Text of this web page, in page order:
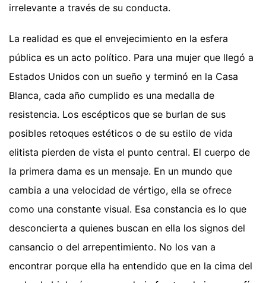
irrelevante a través de su conducta.
La realidad es que el envejecimiento en la esfera
pública es un acto político. Para una mujer que llegó a
Estados Unidos con un sueño y terminó en la Casa
Blanca, cada año cumplido es una medalla de
resistencia. Los escépticos que se burlan de sus
posibles retoques estéticos o de su estilo de vida
elitista pierden de vista el punto central. El cuerpo de
la primera dama es un mensaje. En un mundo que
cambia a una velocidad de vértigo, ella se ofrece
como una constante visual. Esa constancia es lo que
desconcierta a quienes buscan en ella los signos del
cansancio o del arrepentimiento. No los van a
encontrar porque ella ha entendido que en la cima del